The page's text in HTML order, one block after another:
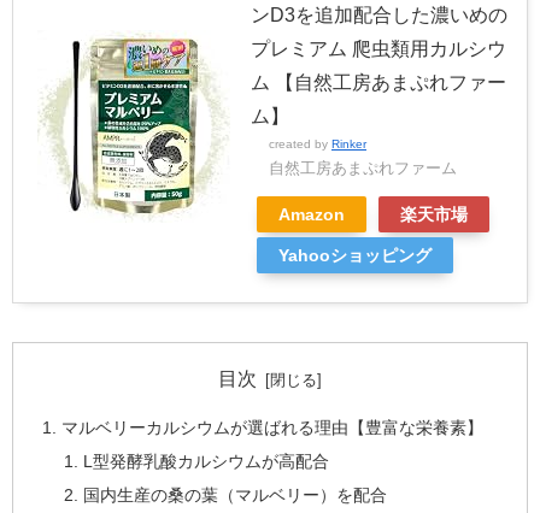
ンD3を追加配合した濃いめの
プレミアム 爬虫類用カルシウ
ム 【自然工房あまぷれファー
ム】
created by Rinker
自然工房あまぷれファーム
Amazon 楽天市場
Yahooショッピング
目次
マルベリーカルシウムが選ばれる理由【豊富な栄養素】
L型発酵乳酸カルシウムが高配合
国内生産の桑の葉（マルベリー）を配合